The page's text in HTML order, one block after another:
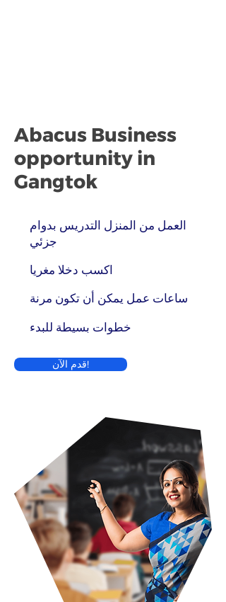
Abacus Business
opportunity in
Gangtok
العمل من المنزل التدريس بدوام
جزئي
اكسب دخلا مغريا
ساعات عمل يمكن أن تكون مرنة
خطوات بسيطة للبدء
قدم الآن!